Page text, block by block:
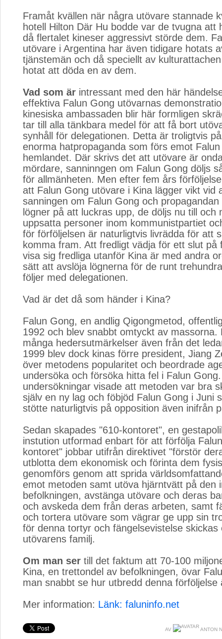
Framåt kvällen när några utövare stannade
hotell Hilton Där Hu bodde var de tvugna att
då flertalet kineser aggressivt störde dem.
utövare i Argentina har även tidigare hotats
tjänstemän och då speciellt av
hotat att döda en av dem.
Vad som är intressant med den här
effektiva Falun Gong utövarnas
kinesiska ambassaden blir här formligen
tar till alla tänkbara medel för att få bort
synhåll för delegationen. Detta är troligtvis
enorma hatpropaganda som förs emot
hemlandet. Där skrivs det att utövare är
mördare, sanninngen om Falun Gong döljs
för allmänheten. Men efter fem års
att Falun Gong utövare i Kina lägger vikt vid
sanningen om Falun Gong och
lögner på att luckras upp, de döljs nu till och
uppsatta personer inom kommunistpartiet
för förföljelsen är naturligtvis livrädda för att
komma fram. Att fredligt vädja för ett slut på
visa sig fredliga utanför Kina är med andra
sätt att avslöja lögnerna för de runt
följer med delegationen.
Vad är det då som händer i Kina?
Falun Gong, en andlig Qigongmetod,
1992 och blev snabbt omtyckt av massorna.
många hedersutmärkelser även från det
1999 blev dock kinas förre president, Jiang
över metodens popularitet och beordrade
undersöka och försöka hitta fel i Falun
undersökningar visade att metoden var bra
själv en ny lag och föbjöd Falun Gong i Juni
stötte naturligtvis på opposition även inifrån
Sedan skapades "610-kontoret", en
instution utformad enbart för att förfölja
kontoret" jobbar utifrån direktivet "förstör
utblotta dem ekonomisk och förinta dem
genomförs genom att sprida
emot metoden samt utöva hjärntvätt på den
befolkningen, avstänga utövare och deras
och avskeda dem från deras arbeten, samt
och tortera utövare som vägrar ge upp sin
för denna tortyr och fängelsevistelse skickas
utövarens familj.
Om man ser till det faktum att 70-100
Kina, en trettondel av befolkningen, övar
man snabbt se hur utbredd denna förföljelse
Mer information: Länk: faluninfo.net
AV ANTON